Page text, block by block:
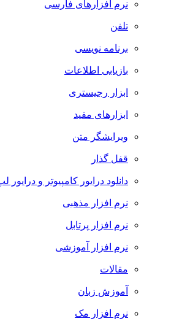
نرم افزارهای فارسی
تلفن
برنامه نویسی
بازیابی اطلاعات
ابزار رجیستری
ابزارهای مفید
ویرایشگر متن
قفل گذار
دانلود درایور کامپیوتر و درایور لپ تاپ
نرم افزار مذهبی
نرم افزار پرتابل
نرم افزار آموزشی
مقالات
آموزش زبان
نرم افزار مک